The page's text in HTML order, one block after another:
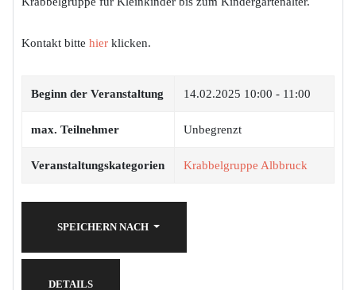
Kontakt bitte hier klicken.
Beginn der Veranstaltung 14.02.2025 10:00 - 11:00
max. Teilnehmer Unbegrenzt
Veranstaltungskategorien Krabbelgruppe Albbruck
SPEICHERN NACH
DETAILS